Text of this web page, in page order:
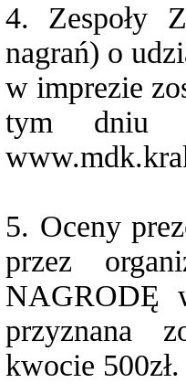
4. Zespoły
nagrań) o
w imprezie
tym dniu
5. Oceny
przez
NAGRODĘ
przyznana
kwocie 500zł.